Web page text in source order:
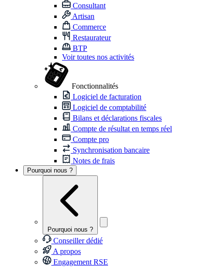
Consultant
Artisan
Commerce
Restaurateur
BTP
Voir toutes nos activités
Fonctionnalités
Logiciel de facturation
Logiciel de comptabilité
Bilans et déclarations fiscales
Compte de résultat en temps réel
Compte pro
Synchronisation bancaire
Notes de frais
Pourquoi nous ?
Pourquoi nous ?
Conseiller dédié
A propos
Engagement RSE